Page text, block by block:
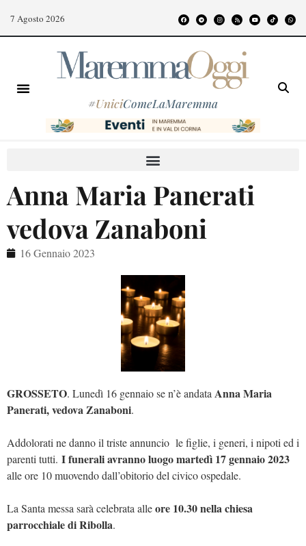
7 Agosto 2026
#UniciComeLaMaremma
Anna Maria Panerati
vedova Zanaboni
16 Gennaio 2023
GROSSETO. Lunedì 16 gennaio se n’è andataAnna Maria
Panerati, vedova Zanaboni.
Addolorati ne danno il triste annuncio le figlie, i generi, i nipoti ed i
parenti tutti. I funerali avranno luogo martedì 17 gennaio 2023
alle ore 10 muovendo dall’obitorio del civico ospedale.
La Santa messa sarà celebrata alleore 10.30 nella chiesa
parrocchiale di Ribolla.